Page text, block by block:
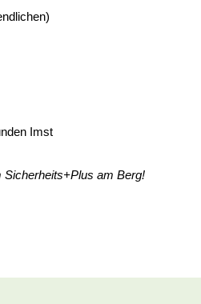
Imst
Sicherheits+Plus am Berg!